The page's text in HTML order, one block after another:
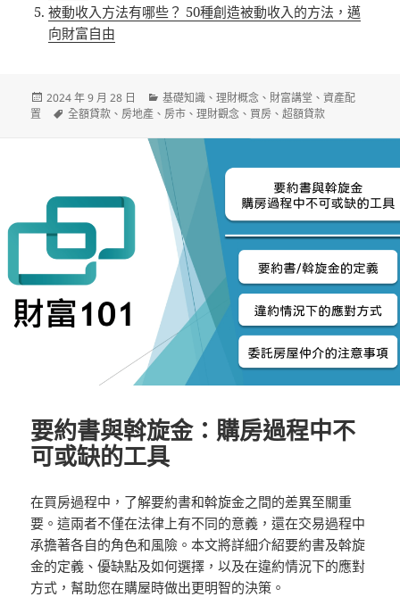
被動收入方法有哪些？ 50種創造被動收入的方法，邁
向財富自由
發
佈
2024 年 9 月 28 日
分
類
基礎知識 、理財概念 、 財富講堂 、資產配
置
標
全額貸款 、 房地產 、 房市 、理財觀念 、 買房 、超額貸款
要約書與斡旋金：購房過程中不
可或缺的工具
在買房過程中，了解要約書和斡旋金之間的差異至關重
要。這兩者不僅在法律上有不同的意義，還在交易過程中
承擔著各自的角色和風險。本文將詳細介紹要約書及斡旋
金的定義、優缺點及如何選擇，以及在違約情況下的應對
方式，幫助您在購屋時做出更明智的決策。